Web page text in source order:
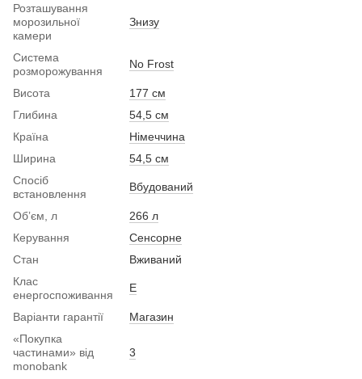
Розташування
морозильної
камери
Знизу
Система
розморожування
No Frost
Висота
177 см
Глибина
54,5 см
Країна
Німеччина
Ширина
54,5 см
Спосіб
встановлення
Вбудований
Обʼєм, л
266 л
Керування
Сенсорне
Стан
Вживаний
Клас
енергоспоживання
Е
Варіанти гарантії
Магазин
«Покупка
частинами» від
monobank
3